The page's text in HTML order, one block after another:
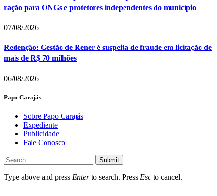
ração para ONGs e protetores independentes do município
07/08/2026
Redenção: Gestão de Rener é suspeita de fraude em licitação de
mais de R$ 70 milhões
06/08/2026
Papo Carajás
Sobre Papo Carajás
Expediente
Publicidade
Fale Conosco
Submit
Type above and press Enterto search. Press Esc to cancel.